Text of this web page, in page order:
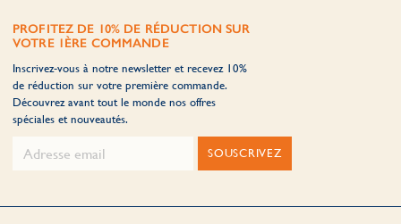
PROFITEZ DE 10% DE RÉDUCTION SUR
VOTRE 1ÈRE COMMANDE
Inscrivez-vous à notre newsletter et recevez 10%
de réduction sur votre première commande.
Découvrez avant tout le monde nos offres
spéciales et nouveautés.
SOUSCRIVEZ